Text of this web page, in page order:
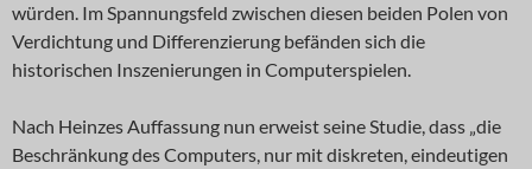
würden. Im Spannungsfeld zwischen diesen beiden Polen von
Verdichtung und Differenzierung befänden sich die
historischen Inszenierungen in Computerspielen.
Nach Heinzes Auffassung nun erweist seine Studie, dass „die
Beschränkung des Computers, nur mit diskreten, eindeutigen